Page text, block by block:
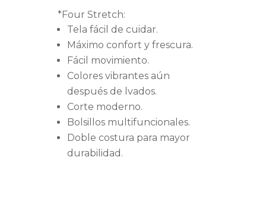
*Four Stretch:
Tela fácil de cuidar.
Máximo confort y frescura.
Fácil movimiento.
Colores vibrantes aún
después de lvados.
Corte moderno.
Bolsillos multifuncionales.
Doble costura para mayor
durabilidad.